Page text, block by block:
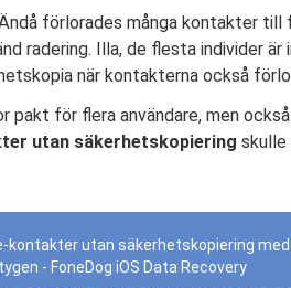
förlorades många kontakter till
radering. Illa, de flesta individer
när kontakterna också
pakt för flera användare, men
utan säkerhetskopiering skulle
kontakter utan säkerhetskopiering
- FoneDog iOS Data Recovery